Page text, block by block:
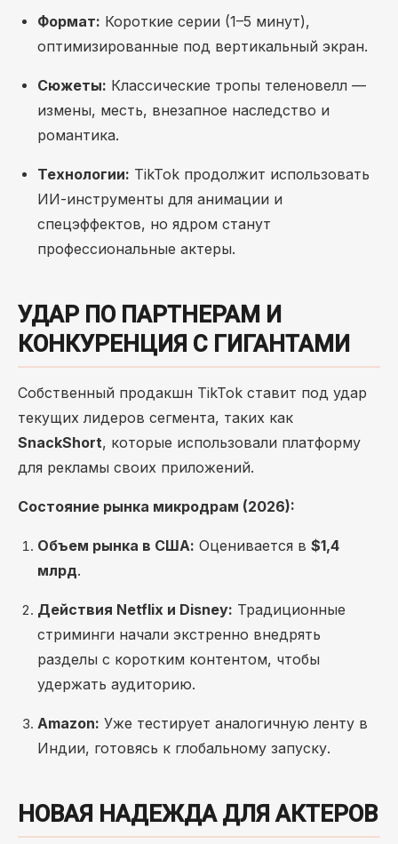
Формат: Короткие серии (1–5 минут),
оптимизированные под вертикальный экран.
Сюжеты: Классические тропы теленовелл —
измены, месть, внезапное наследство и
романтика.
Технологии: TikTok продолжит использовать
ИИ-инструменты для анимации и
спецэффектов, но ядром станут
профессиональные актеры.
УДАР ПО ПАРТНЕРАМ И
КОНКУРЕНЦИЯ С ГИГАНТАМИ
Собственный продакшн TikTok ставит под удар
текущих лидеров сегмента, таких как
SnackShort, которые использовали платформу
для рекламы своих приложений.
Состояние рынка микродрам (2026):
Объем рынка в США: Оценивается в $1,4
млрд.
Действия Netflix и Disney: Традиционные
стриминги начали экстренно внедрять
разделы с коротким контентом, чтобы
удержать аудиторию.
Amazon: Уже тестирует аналогичную ленту в
Индии, готовясь к глобальному запуску.
НОВАЯ НАДЕЖДА ДЛЯ АКТЕРОВ